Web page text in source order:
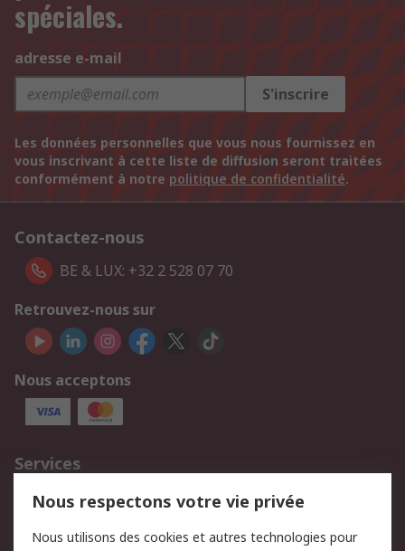
spéciales.
adresse e-mail
S'inscrire
Les données personnelles que vous nous fournissez en
vous inscrivant à cette liste de diffusion seront traitées
conformément à notre politique de confidentialité.
Contactez-nous
BE & LUX: +32 2 528 07 70
Retrouvez-nous sur
Nous acceptons
Services
750.000 produits
2.500 marques
Nous respectons votre vie privée
Nous utilisons des cookies et autres technologies pour